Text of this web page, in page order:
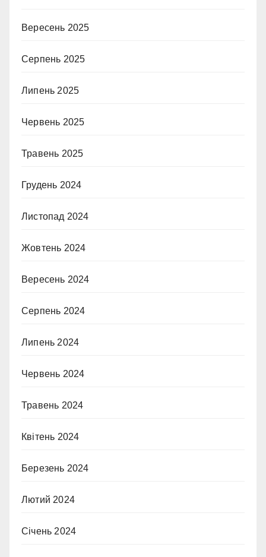
Вересень 2025
Серпень 2025
Липень 2025
Червень 2025
Травень 2025
Грудень 2024
Листопад 2024
Жовтень 2024
Вересень 2024
Серпень 2024
Липень 2024
Червень 2024
Травень 2024
Квітень 2024
Березень 2024
Лютий 2024
Січень 2024